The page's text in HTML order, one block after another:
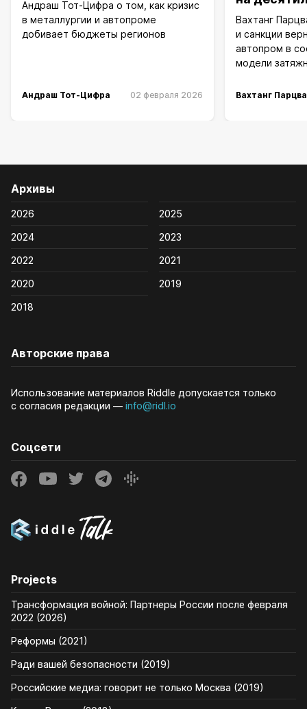
Андраш Тот-Цифра о том, как кризис
в металлургии и автопроме
добивает бюджеты регионов
Андраш Тот-Цифра 02 февраля 2026
Вахтанг
и санкции
автопром в
модели
Вахтанг
Архивы
2026
2025
2024
2023
2022
2021
2020
2019
2018
Авторские права
Использование материалов Riddle допускается только
с согласия редакции — info@ridl.io
Соцсети
Projects
Трансформация войной: Партнеры России после февраля
2022 (2026)
Реформы (2021)
Ради вашей безопасности (2019)
Российские медиа: говорит не только Москва (2019)